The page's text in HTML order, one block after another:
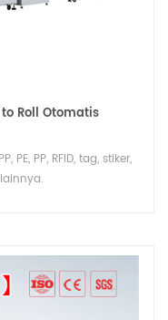
Roll Otomatis
PE, PP, RFID, tag, stiker,